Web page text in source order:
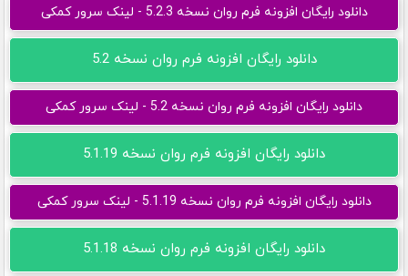
دانلود رایگان افزونه فرم روان نسخه 5.2.3 - لینک سرور کمکی
دانلود رایگان افزونه فرم روان نسخه 5.2
دانلود رایگان افزونه فرم روان نسخه 5.2 - لینک سرور کمکی
دانلود رایگان افزونه فرم روان نسخه 5.1.19
دانلود رایگان افزونه فرم روان نسخه 5.1.19 - لینک سرور کمکی
دانلود رایگان افزونه فرم روان نسخه 5.1.18